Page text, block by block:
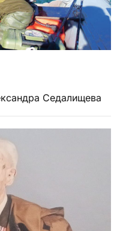
Седалищева